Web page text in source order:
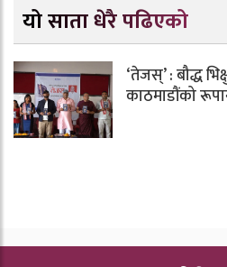
यो साता धेरै पढिएको
‘तेजस्’ : बौद्ध
काठमाडौंको